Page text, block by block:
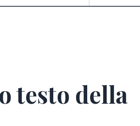
testo della